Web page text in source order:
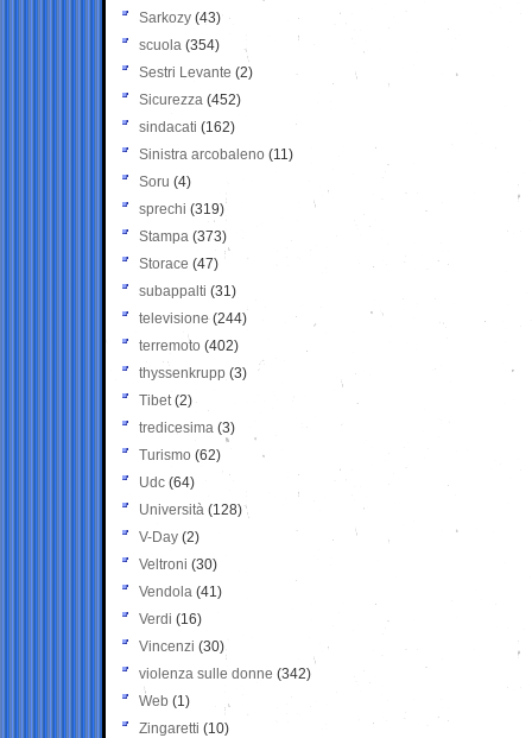
Sarkozy (43)
scuola (354)
Sestri Levante (2)
Sicurezza (452)
sindacati (162)
Sinistra arcobaleno (11)
Soru (4)
sprechi (319)
Stampa (373)
Storace (47)
subappalti (31)
televisione(244)
terremoto (402)
thyssenkrupp (3)
Tibet(2)
tredicesima (3)
Turismo (62)
Udc (64)
Università (128)
V-Day (2)
Veltroni (30)
Vendola (41)
Verdi (16)
Vincenzi (30)
violenza sulle donne (342)
Web (1)
Zingaretti (10)